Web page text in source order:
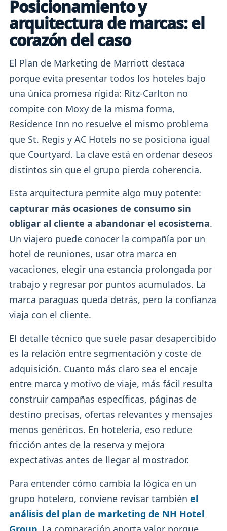
Posicionamiento y
arquitectura de marcas: el
corazón del caso
El Plan de Marketing de Marriott destaca
porque evita presentar todos los hoteles bajo
una única promesa rígida: Ritz-Carlton no
compite con Moxy de la misma forma,
Residence Inn no resuelve el mismo problema
que St. Regis y AC Hotels no se posiciona igual
que Courtyard. La clave está en ordenar deseos
distintos sin que el grupo pierda coherencia.
Esta arquitectura permite algo muy potente:
capturar más ocasiones de consumo sin
obligar al cliente a abandonar el ecosistema.
Un viajero puede conocer la compañía por un
hotel de reuniones, usar otra marca en
vacaciones, elegir una estancia prolongada por
trabajo y regresar por puntos acumulados. La
marca paraguas queda detrás, pero la confianza
viaja con el cliente.
El detalle técnico que suele pasar desapercibido
es la relación entre segmentación y coste de
adquisición. Cuanto más claro sea el encaje
entre marca y motivo de viaje, más fácil resulta
construir campañas específicas, páginas de
destino precisas, ofertas relevantes y mensajes
menos genéricos. En hotelería, eso reduce
fricción antes de la reserva y mejora
expectativas antes de llegar al mostrador.
Para entender cómo cambia la lógica en un
grupo hotelero, conviene revisar también el
análisis del plan de marketing de NH Hotel